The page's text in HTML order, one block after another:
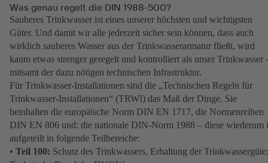
Was genau regelt die DIN 1988-500?
Sauberes Trinkwasser ist eines unserer höchsten und wichtigsten
Güter. Und damit wir alle jederzeit sicher sein können, dass auch
wirklich sauberes Wasser aus der Trinkwasserarmatur fließt, wird
kaum etwas strenger geregelt und kontrolliert als unser Trinkwasser
mitsamt der dazu nötigen technischen Infrastruktur.
Für Trinkwasser-Installationen sind die „Technischen Regeln für
Trinkwasser-Installationen“ (TRWI) das Maß der Dinge. Sie
beinhalten die europäische Norm DIN EN 1717, die Normenreihen
DIN EN 806 und: die nationale DIN-Norm 1988 – diese wiederum
aufgeteilt in folgende Teilbereiche:
• Teil 100: Schutz des Trinkwassers, Erhaltung der Trinkwassergüte;